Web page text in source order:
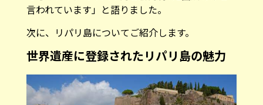
言われています」と語りました。
次に、リパリ島についてご紹介します。
世界遺産に登録されたリパリ島の魅力